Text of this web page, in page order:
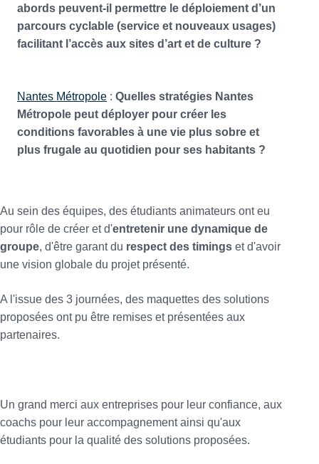
abords peuvent-il permettre le déploiement d’un
parcours cyclable (service et nouveaux usages)
facilitant l’accès aux sites d’art et de culture ?
Nantes Métropole : Quelles stratégies Nantes
Métropole peut déployer pour créer les
conditions favorables à une vie plus sobre et
plus frugale au quotidien pour ses habitants ?
Au sein des équipes, des étudiants animateurs ont eu
pour rôle de créer et d'entretenir une dynamique de
groupe, d'être garant du respect des timings et d'avoir
une vision globale du projet présenté.
A l'issue des 3 journées, des maquettes des solutions
proposées ont pu être remises et présentées aux
partenaires.
Un grand merci aux entreprises pour leur confiance, aux
coachs pour leur accompagnement ainsi qu'aux
étudiants pour la qualité des solutions proposées.